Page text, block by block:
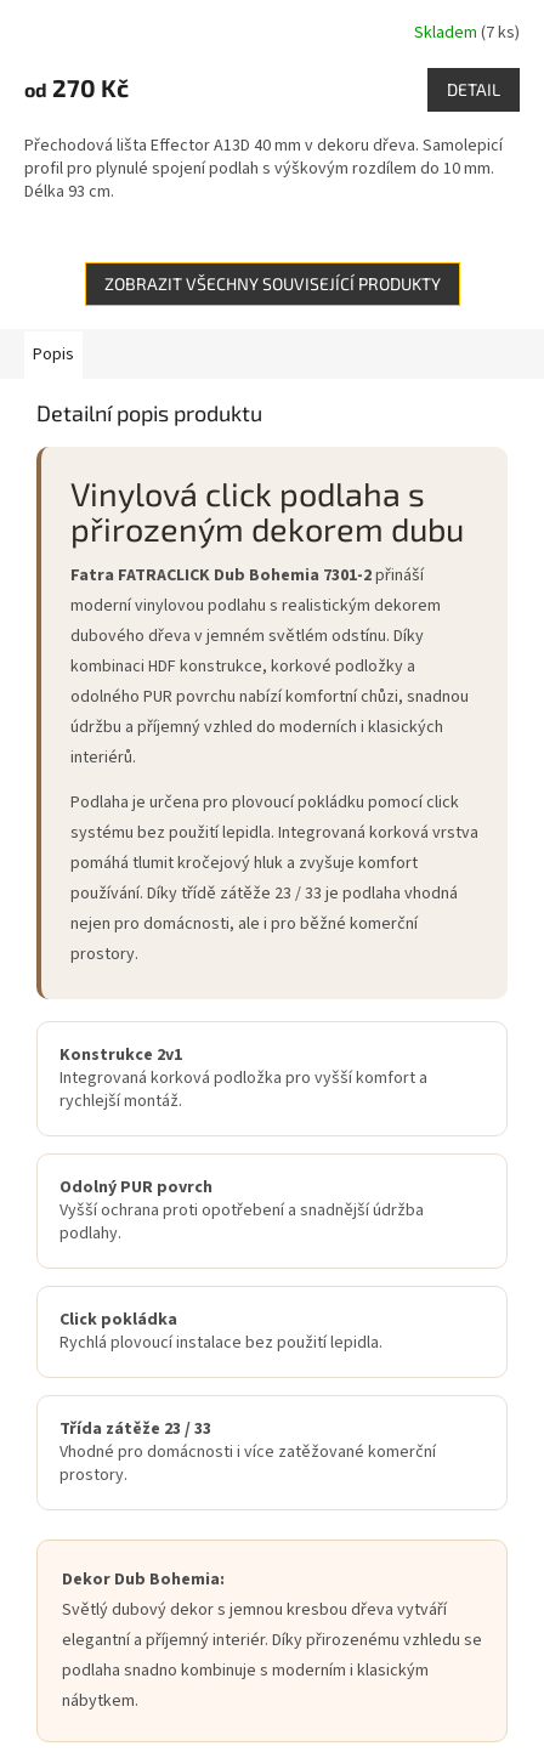
Skladem (7 ks)
od 270 Kč DETAIL
Přechodová lišta Effector A13D 40 mm v dekoru dřeva. Samolepicí
profil pro plynulé spojení podlah s výškovým rozdílem do 10 mm.
Délka 93 cm.
ZOBRAZIT VŠECHNY SOUVISEJÍCÍ PRODUKTY
Popis
Detailní popis produktu
Vinylová click podlaha s
přirozeným dekorem dubu
Fatra FATRACLICK Dub Bohemia 7301-2přináší
moderní vinylovou podlahu s realistickým dekorem
dubového dřeva v jemném světlém odstínu. Díky
kombinaci HDF konstrukce, korkové podložky a
odolného PUR povrchu nabízí komfortní chůzi, snadnou
údržbu a příjemný vzhled do moderních i klasických
interiérů.
Podlaha je určena pro plovoucí pokládku pomocí click
systému bez použití lepidla. Integrovaná korková vrstva
pomáhá tlumit kročejový hluk a zvyšuje komfort
používání. Díky třídě zátěže 23 / 33 je podlaha vhodná
nejen pro domácnosti, ale i pro běžné komerční
prostory.
Konstrukce 2v1
Integrovaná korková podložka pro vyšší komfort a
rychlejší montáž.
Odolný PUR povrch
Vyšší ochrana proti opotřebení a snadnější údržba
podlahy.
Click pokládka
Rychlá plovoucí instalace bez použití lepidla.
Třída zátěže 23 / 33
Vhodné pro domácnosti i více zatěžované komerční
prostory.
Dekor Dub Bohemia:
Světlý dubový dekor s jemnou kresbou dřeva vytváří
elegantní a příjemný interiér. Díky přirozenému vzhledu se
podlaha snadno kombinuje s moderním i klasickým
nábytkem.